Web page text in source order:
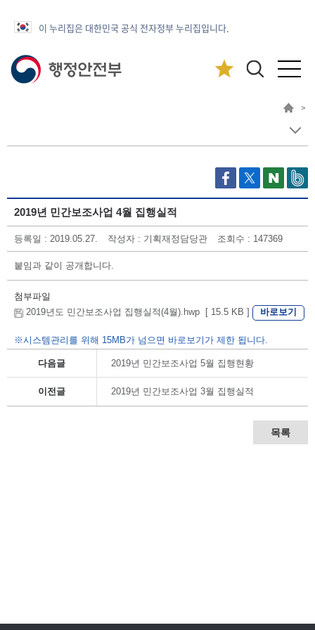
이 누리집은 대한민국 공식 전자정부 누리집입니다.
>
2019년 민간보조사업 4월 집행실적
등록일 : 2019.05.27. 작성자 : 기획재정담당관 조회수 : 147369
붙임과 같이 공개합니다.
첨부파일
2019년도 민간보조사업 집행실적(4월).hwp [ 15.5 KB ]
바로보기
※시스템관리를 위해 15MB가 넘으면 바로보기가 제한 됩니다.
다음글 2019년 민간보조사업 5월 집행현황
이전글 2019년 민간보조사업 3월 집행실적
목록